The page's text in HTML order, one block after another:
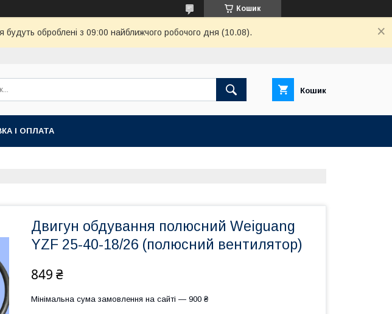
Кошик
будуть оброблені з 09:00 найближчого робочого дня (10.08).
Кошик
І ОПЛАТА
Двигун обдування полюсний Weiguang
YZF 25-40-18/26 (полюсний вентилятор)
849 ₴
Мінімальна сума замовлення на сайті — 900 ₴